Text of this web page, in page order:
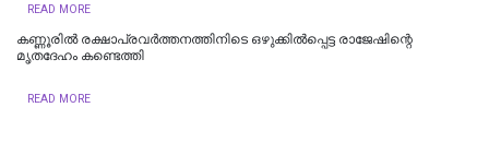
READ MORE
കണ്ണൂരിൽ രക്ഷാപ്രവർത്തനത്തിനിടെ ഒഴുക്കിൽപ്പെട്ട രാജേഷിന്റെ
മൃതദേഹം കണ്ടെത്തി
READ MORE